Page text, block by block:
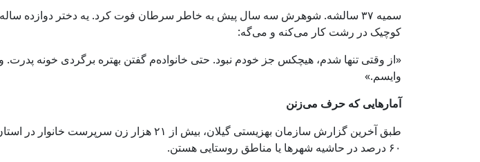
سمیه ۳۷ سالشه. شوهرش سه سال پیش به خاطر سرطان فوت کرد. یه دختر دوازده
کوچیک در رشت کار می‌کنه و می‌گه:
«از وقتی تنها شدم، هیچکس جز خودم نبود. حتی خانواده‌م گفتن بهتره برگردی خونه
وایسم.»
آمارهایی که حرف می‌زنن
طبق آخرین گزارش سازمان بهزیستی گیلان، بیش از ۲۱
۶۰ درصد در حاشیه شهرها یا مناطق روستایی هستن.